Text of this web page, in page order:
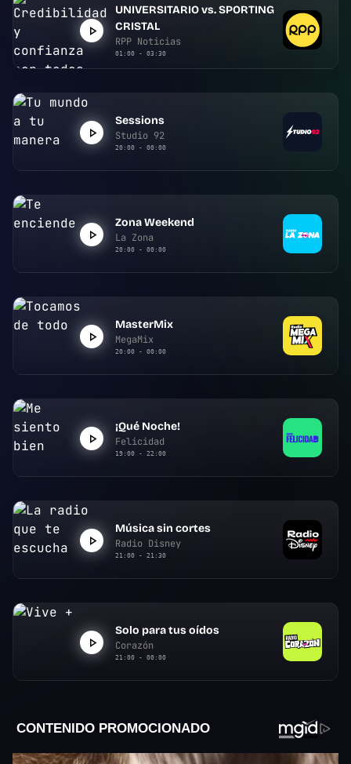
UNIVERSITARIO vs. SPORTING
CRISTAL
RPP Noticias
01:00 - 03:30
Sessions
Studio 92
20:00 - 00:00
Zona Weekend
La Zona
20:00 - 00:00
MasterMix
MegaMix
20:00 - 00:00
¡Qué Noche!
Felicidad
19:00 - 22:00
Música sin cortes
Radio Disney
21:00 - 21:30
Solo para tus oídos
Corazón
21:00 - 00:00